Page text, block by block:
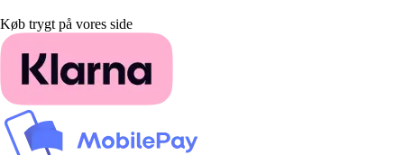
Køb trygt på vores side